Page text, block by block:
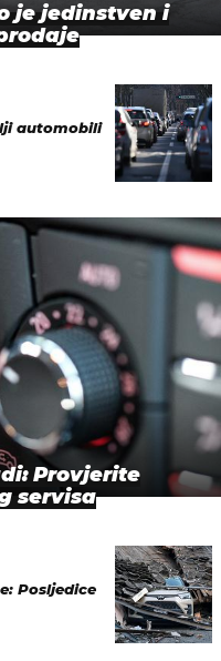
je jedinstven i
automobili
Provjerite
servisa
Posljedice